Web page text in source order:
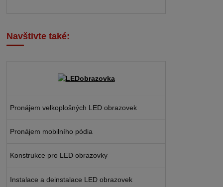
Navštivte také:
Pronájem velkoplošných LED obrazovek
Pronájem mobilního pódia
Konstrukce pro LED obrazovky
Instalace a deinstalace LED obrazovek